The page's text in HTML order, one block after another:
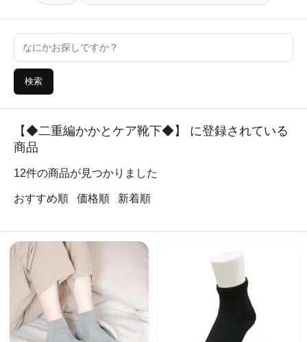
検索
【◆二重編かかとケア靴下◆】 に登録されている
商品
12件の商品が見つかりました
おすすめ順 価格順 新着順